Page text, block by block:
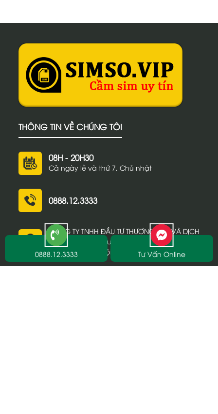
THÔNG TIN VỀ CHÚNG TÔI
08H - 20H30
Cả ngày lễ và thứ 7, Chủ nhật
0888.12.3333
CÔNG TY TNHH ĐẦU TƯ THƯƠNG MẠI VÀ DỊCH
VỤ HÀ MY - 68 Nguyễn Thiếp, Đồng Xuân,
Hoàn Kiếm, Hà Nội
0888.12.3333 Tư Vấn Online